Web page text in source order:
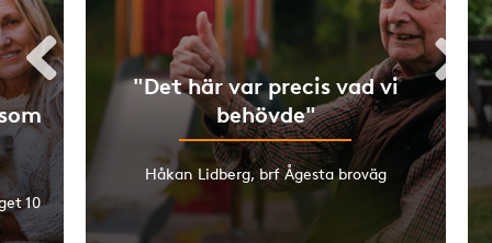
10
"Det här var precis vad vi
behövde"
Håkan Lidberg, brf Ågesta broväg